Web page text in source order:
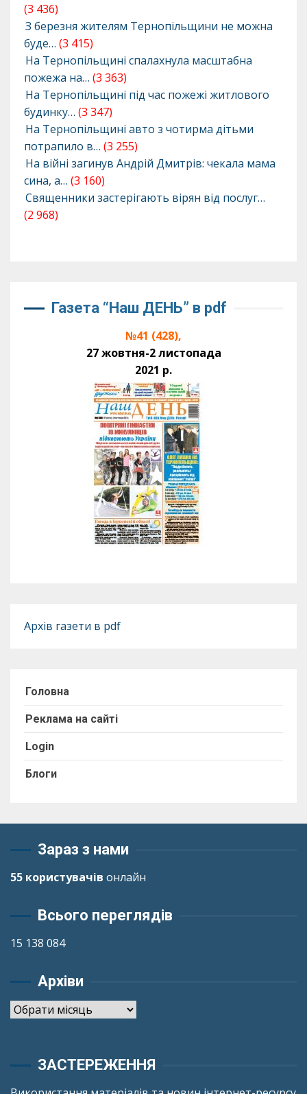
(3 436)
З березня жителям Тернопільщини не можна
буде… (3 415)
На Тернопільщині спалахнула масштабна
пожежа на… (3 363)
На Тернопільщині під час пожежі житлового
будинку… (3 347)
На Тернопільщині авто з чотирма дітьми
потрапило в… (3 255)
На війні загинув Андрій Дмитрів: чекала мама
сина, а… (3 160)
Священники застерігають вірян від послуг…
(2 968)
Газета “Наш ДЕНЬ” в pdf
№41 (428),
27 жовтня-2 листопада
2021 р.
Архів газети в pdf
Головна
Реклама на сайті
Login
Блоги
Зараз з нами
55 користувачів онлайн
Всього переглядів
15 138 084
Архіви
Архіви
ЗАСТЕРЕЖЕННЯ